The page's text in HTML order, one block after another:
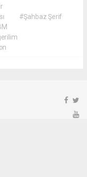
#Şahbaz Şerif